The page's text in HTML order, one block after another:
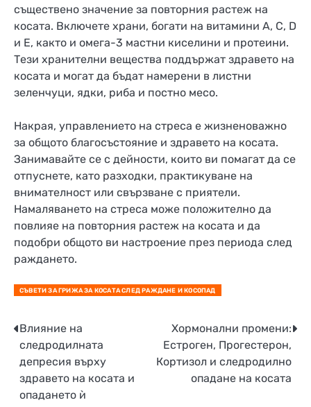
съществено значение за повторния растеж на
косата. Включете храни, богати на витамини A, C, D
и E, както и омега-3 мастни киселини и протеини.
Тези хранителни вещества поддържат здравето на
косата и могат да бъдат намерени в листни
зеленчуци, ядки, риба и постно месо.
Накрая, управлението на стреса е жизненоважно
за общото благосъстояние и здравето на косата.
Занимавайте се с дейности, които ви помагат да се
отпуснете, като разходки, практикуване на
внимателност или свързване с приятели.
Намаляването на стреса може положително да
повлияе на повторния растеж на косата и да
подобри общото ви настроение през периода след
раждането.
СЪВЕТИ ЗА ГРИЖА ЗА КОСАТА СЛЕД РАЖДАНЕ И КОСОПАД
Post
navigation
Влияние на
следродилната
депресия върху
здравето на косата и
опадането ѝ
Хормонални промени:
Естроген, Прогестерон,
Кортизол и следродилно
опадане на косата